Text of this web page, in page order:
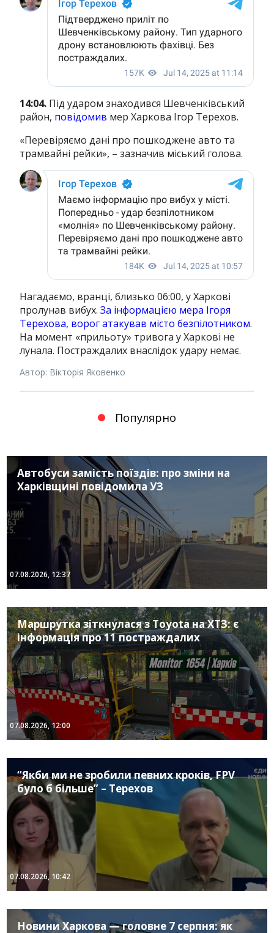
14:04. Під ударом знаходився Шевченківський
район, повідомив мер Харкова Ігор Терехов.
«Перевіряємо дані про пошкоджене авто та
трамвайні рейки», – зазначив міський голова.
Нагадаємо, вранці, близько 06:00, у Харкові
пролунав вибух.За інформацією мера Ігоря
Терехова, ворог атакував місто безпілотником.
На момент «прильоту» тривога у Харкові не
лунала. Постраждалих внаслідок удару немає.
Автор: Вікторія Яковенко
Популярно
Автобуси замість поїздів: про зміни на
Харківщині повідомила УЗ
07.08.2026, 12:37
Маршрутка зіткнулася з Toyota на ХТЗ: є
інформація про 11 постраждалих
07.08.2026, 12:00
“Якби ми не зробили певних кроків, FPV
було б більше” – Терехов
07.08.2026, 10:42
Новини Харкова — головне 7 серпня: як